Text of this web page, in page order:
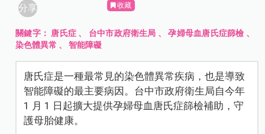
分享 收藏
關鍵字： 唐氏症 、 台中市政府衛生局 、孕婦母血唐氏症篩檢 、
染色體異常 、智能障礙
唐氏症是一種最常見的染色體異常疾病，也是導致
智能障礙的最主要病因。台中市政府衛生局自今年
1 月 1 日起擴大提供孕婦母血唐氏症篩檢補助，守
護母胎健康。